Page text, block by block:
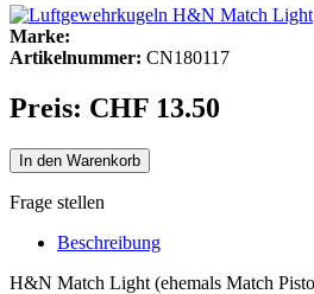
Marke:
Artikelnummer: CN180117
Preis: CHF 13.50
In den Warenkorb
Frage stellen
Beschreibung
H&N Match Light (ehemals Match